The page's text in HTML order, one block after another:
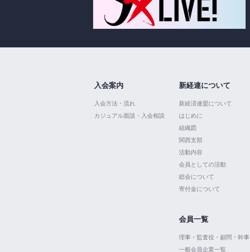
入会案内
入会方法・流れ
カジュアル面談・入会相談
新経連について
新経済連盟について
はじめに
組織図
関西支部
活動内容
会員としての活動
総会について
寄付金について
会員一覧
理事・監査役・顧問・幹事
一般会員企業一覧